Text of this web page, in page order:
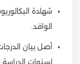
شهادة
الوافد.
أصل بيان
لسنوات الدراسة